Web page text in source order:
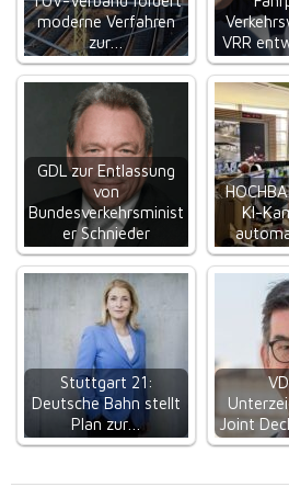
moderne Verfahren
zur…
VRR
GDL zur Entlassung
von
Bundesverkehrsminist
er Schnieder
KI-
Stuttgart 21:
Deutsche Bahn stellt
Plan zur…
Joint